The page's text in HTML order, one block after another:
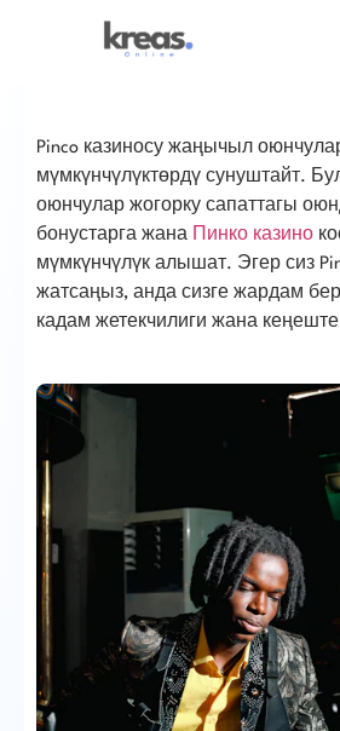
Pinco казиносу жаңычыл
мүмкүнчүлүктөрдү сунуштайт.
оюнчулар жогорку сапаттагы
бонустарга жана
Пинко казино
мүмкүнчүлүк алышат. Эгер сиз
жатсаңыз, анда сизге жардам
кадам жетекчилиги жана